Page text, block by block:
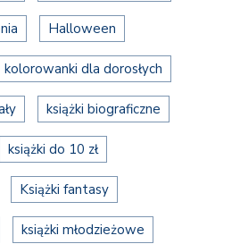
Halloween
kolorowanki dla dorosłych
książki biograficzne
książki do 10 zł
Książki fantasy
książki młodzieżowe